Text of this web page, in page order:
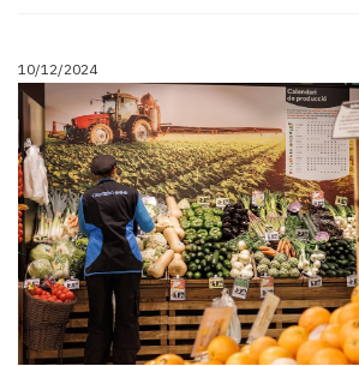
10/12/2024